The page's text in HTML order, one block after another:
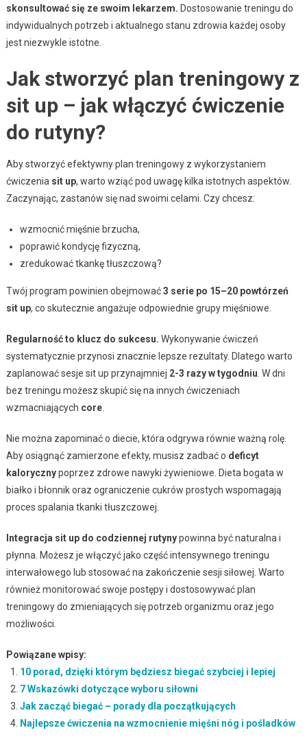
skonsultować się ze swoim lekarzem. Dostosowanie treningu do
indywidualnych potrzeb i aktualnego stanu zdrowia każdej osoby
jest niezwykle istotne.
Jak stworzyć plan treningowy z
sit up – jak włączyć ćwiczenie
do rutyny?
Aby stworzyć efektywny plan treningowy z wykorzystaniem
ćwiczenia sit up, warto wziąć pod uwagę kilka istotnych aspektów.
Zaczynając, zastanów się nad swoimi celami. Czy chcesz:
wzmocnić mięśnie brzucha,
poprawić kondycję fizyczną,
zredukować tkankę tłuszczową?
Twój program powinien obejmować3 serie po 15–20 powtórzeń
sit up, co skutecznie angażuje odpowiednie grupy mięśniowe.
Regularność to klucz do sukcesu. Wykonywanie ćwiczeń
systematycznie przynosi znacznie lepsze rezultaty. Dlatego warto
zaplanować sesje sit up przynajmniej 2-3 razy w tygodniu. W dni
bez treningu możesz skupić się na innych ćwiczeniach
wzmacniających core.
Nie można zapominać o diecie, która odgrywa równie ważną rolę.
Aby osiągnąć zamierzone efekty, musisz zadbać o deficyt
kalorycznypoprzez zdrowe nawyki żywieniowe. Dieta bogata w
białko i błonnik oraz ograniczenie cukrów prostych wspomagają
proces spalania tkanki tłuszczowej.
Integracja sit up do codziennej rutynypowinna być naturalna i
płynna. Możesz je włączyć jako część intensywnego treningu
interwałowego lub stosować na zakończenie sesji siłowej. Warto
również monitorować swoje postępy i dostosowywać plan
treningowy do zmieniających się potrzeb organizmu oraz jego
możliwości.
Powiązane wpisy:
10 porad, dzięki którym będziesz biegać szybciej i lepiej
7 Wskazówki dotyczące wyboru siłowni
Jak zacząć biegać – porady dla początkujących
Najlepsze ćwiczenia na wzmocnienie mięśni nóg i pośladków